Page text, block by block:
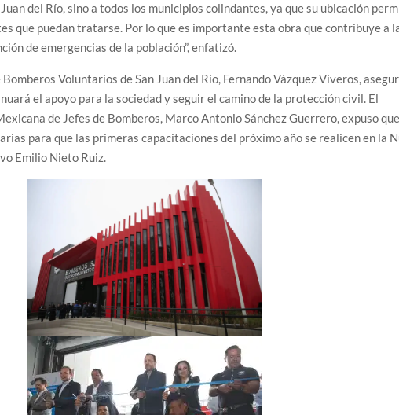
del Río, sino a todos los municipios colindantes, ya que su ubicación
que puedan tratarse. Por lo que es importante esta obra que contribuye a
de emergencias de la población”, enfatizó.
Voluntarios de San Juan del Río, Fernando Vázquez Viveros,
el apoyo para la sociedad y seguir el camino de la protección civil. El
de Jefes de Bomberos, Marco Antonio Sánchez Guerrero, expuso que
para que las primeras capacitaciones del próximo año se realicen en la
Emilio Nieto Ruiz.